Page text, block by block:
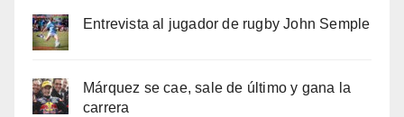
Entrevista al jugador de rugby John Semple
Márquez se cae, sale de último y gana la
carrera